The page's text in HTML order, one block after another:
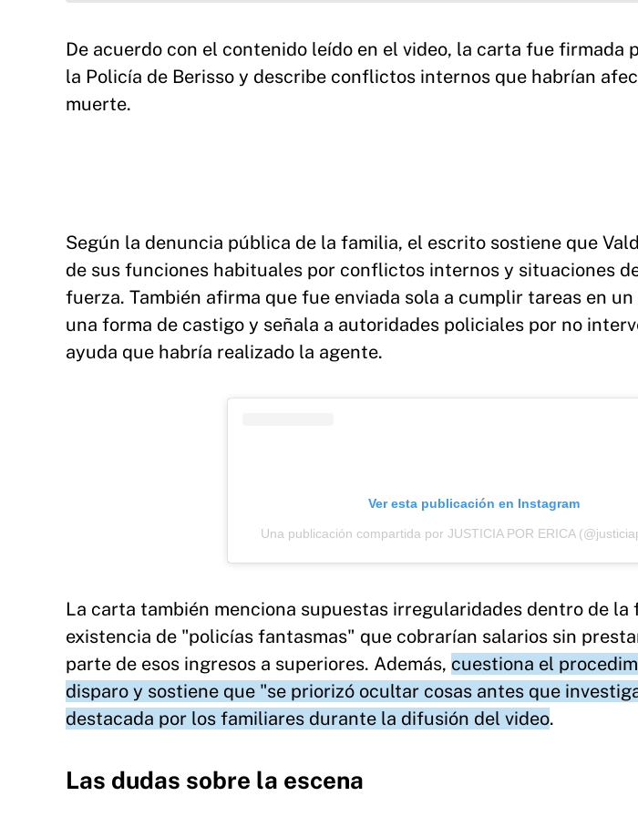
De acuerdo con el contenido leído en el video, la carta fue firmada
la Policía de Berisso y describe conflictos internos que habrían
muerte.
Según la denuncia pública de la familia, el escrito sostiene que
de sus funciones habituales por conflictos internos y situaciones
fuerza. También afirma que fue enviada sola a cumplir tareas en
una forma de castigo y señala a autoridades policiales por no
ayuda que habría realizado la agente.
Ver esta publicación en Instagram
Una publicación compartida por JUSTICIA POR ERICA
La carta también menciona supuestas irregularidades dentro de la
existencia de "policías fantasmas" que cobrarían salarios sin
parte de esos ingresos a superiores. Además, cuestiona el
disparo y sostiene que "se priorizó ocultar cosas antes que
destacada por los familiares durante la difusión del video.
Las dudas sobre la escena